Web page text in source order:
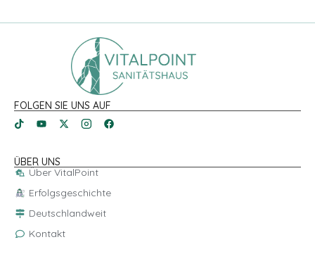
FOLGEN SIE UNS AUF
ÜBER UNS
Über VitalPoint
Erfolgsgeschichte
Deutschlandweit
Kontakt